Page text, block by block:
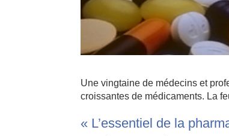
Une vingtaine de médecins et
croissantes de médicaments. La
« L’essentiel de la